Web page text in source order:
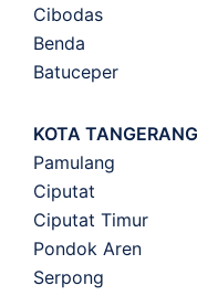
Cibodas
Benda
Batuceper
KOTA
Pamulang
Ciputat
Ciputat Timur
Pondok Aren
Serpong